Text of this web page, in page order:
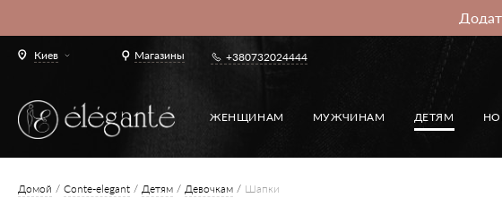
Киев Магазины +380732024444
ЖЕНЩИНАМ МУЖЧИНАМ ДЕТЯМ
Домой Conte-elegant Детям Девочкам Шапки